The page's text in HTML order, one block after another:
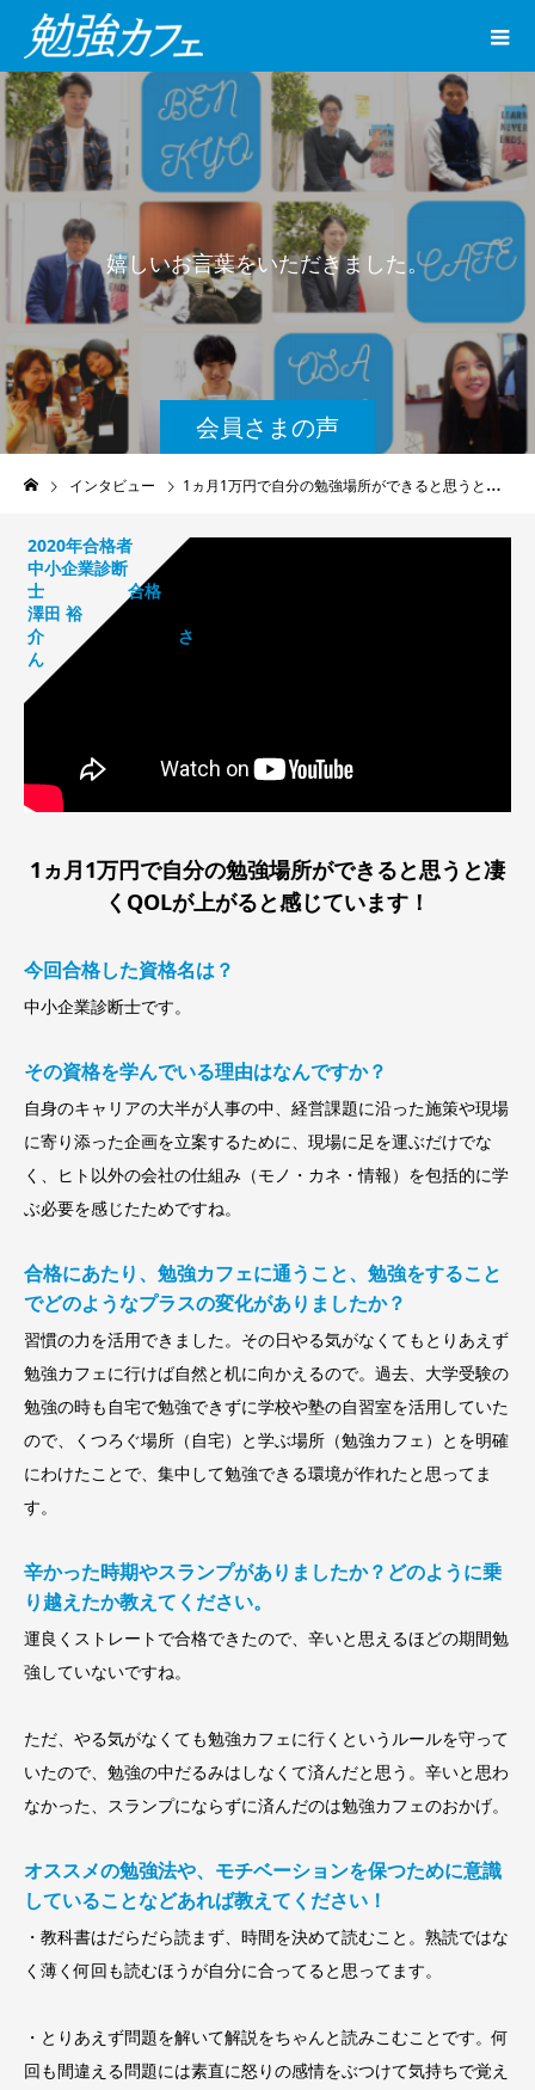
会員さまの声
嬉しいお言葉をいただきま した。
インタビュー 1ヵ月1万円で自分の勉強場所ができると思うと凄くQOLが上がると感じています！
2020年合格者
中小企業診断
士 合格
澤田 裕
介 さ
ん
1ヵ月1万円で自分の勉強場所ができると思うと凄
くQOLが上がると感じています！
今回合格した資格名は？
中小企業診断士です。
その資格を学んでいる理由はなんですか？
自身のキャリアの大半が人事の中、経営課題に沿った施策や現場
に寄り添った企画を立案するために、現場に足を運ぶだけでな
く、ヒト以外の会社の仕組み（モノ・カネ・情報）を包括的に学
ぶ必要を感じたためですね。
合格にあたり、勉強カフェに通うこと、勉強をすること
でどのようなプラスの変化がありましたか？
習慣の力を活用できました。その日やる気がなくてもとりあえず
勉強カフェに行けば自然と机に向かえるので。過去、大学受験の
勉強の時も自宅で勉強できずに学校や塾の自習室を活用していた
ので、くつろぐ場所（自宅）と学ぶ場所（勉強カフェ）とを明確
にわけたことで、集中して勉強できる環境が作れたと思ってま
す。
辛かった時期やスランプがありましたか？どのように乗
り越えたか教えてください。
運良くストレートで合格できたので、辛いと思えるほどの期間勉
強していないですね。
ただ、やる気がなくても勉強カフェに行くというルールを守って
いたので、勉強の中だるみはしなくて済んだと思う。辛いと思わ
なかった、スランプにならずに済んだのは勉強カフェのおかげ。
オススメの勉強法や、モチベーションを保つために意識
していることなどあれば教えてください！
・教科書はだらだら読まず、時間を決めて読むこと。熟読ではな
く薄く何回も読むほうが自分に合ってると思ってます。
・とりあえず問題を解いて解説をちゃんと読みこむことです。何
回も間違える問題には素直に怒りの感情をぶつけて気持ちで覚え